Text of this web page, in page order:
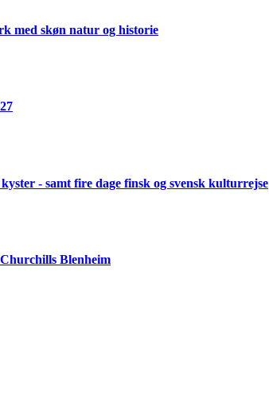
med skøn natur og historie
- samt fire dage finsk og svensk kulturrejse
Blenheim